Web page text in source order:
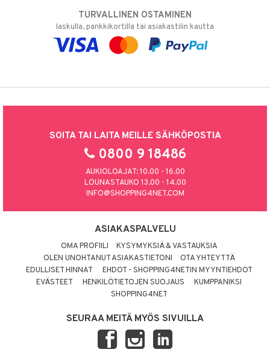
TURVALLINEN OSTAMINEN
laskulla, pankkikortilla tai asiakastilin kautta
SOITA TAI LAITA MEILLE SÄHKÖPOSTIA
0800 9 18486
AUKIOLOAJAT: 10.00 - 16.00
LOUNASTAUKO 13.00 - 14.00
INFO@SHOPPING4NET.COM
ASIAKASPALVELU
OMA PROFIILI
KYSYMYKSIÄ & VASTAUKSIA
OLEN UNOHTANUT ASIAKASTIETONI
OTA YHTEYTTÄ
EDULLISET HINNAT
EHDOT - SHOPPING4NETIN MYYNTIEHDOT
EVÄSTEET
HENKILÖTIETOJEN SUOJAUS
KUMPPANIKSI
SHOPPING4NET
SEURAA MEITÄ MYÖS SIVUILLA